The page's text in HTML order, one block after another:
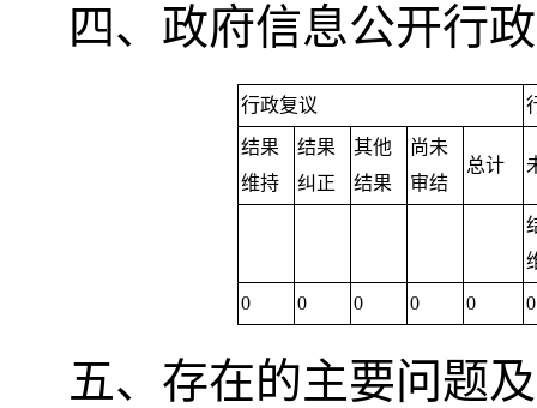
四、政府信息公开行
行政复议
结果
维持
结果
纠正
其他
结果
尚未
审结
总计
0 0 0 0 0 0
五、存在的主要问题